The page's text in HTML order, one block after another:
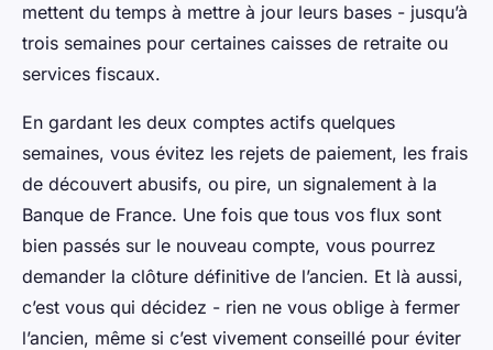
mettent du temps à mettre à jour leurs bases - jusqu’à
trois semaines pour certaines caisses de retraite ou
services fiscaux.
En gardant les deux comptes actifs quelques
semaines, vous évitez les rejets de paiement, les frais
de découvert abusifs, ou pire, un signalement à la
Banque de France. Une fois que tous vos flux sont
bien passés sur le nouveau compte, vous pourrez
demander la clôture définitive de l’ancien. Et là aussi,
c’est vous qui décidez - rien ne vous oblige à fermer
l’ancien, même si c’est vivement conseillé pour éviter